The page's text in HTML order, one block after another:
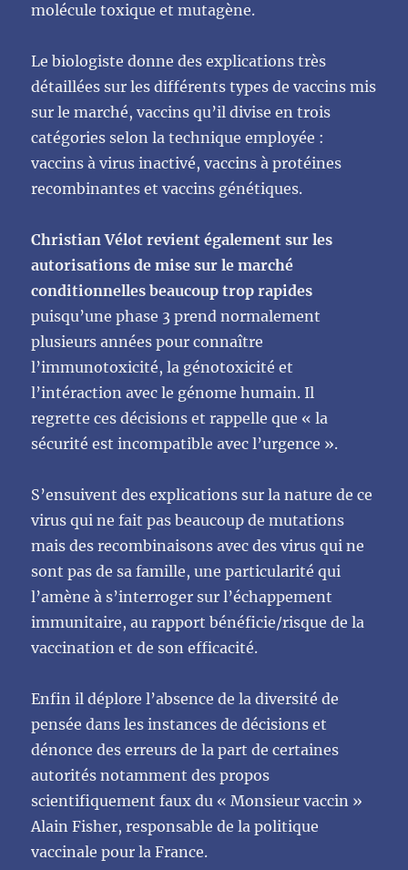
molécule toxique et mutagène.
Le biologiste donne des explications très
détaillées sur les différents types de vaccins mis
sur le marché, vaccins qu’il divise en trois
catégories selon la technique employée :
vaccins à virus inactivé, vaccins à protéines
recombinantes et vaccins génétiques.
Christian Vélot revient également sur les
autorisations de mise sur le marché
conditionnelles beaucoup trop rapides
puisqu’une phase 3 prend normalement
plusieurs années pour connaître
l’immunotoxicité, la génotoxicité et
l’intéraction avec le génome humain. Il
regrette ces décisions et rappelle que « la
sécurité est incompatible avec l’urgence ».
S’ensuivent des explications sur la nature de ce
virus qui ne fait pas beaucoup de mutations
mais des recombinaisons avec des virus qui ne
sont pas de sa famille, une particularité qui
l’amène à s’interroger sur l’échappement
immunitaire, au rapport bénéficie/risque de la
vaccination et de son efficacité.
Enfin il déplore l’absence de la diversité de
pensée dans les instances de décisions et
dénonce des erreurs de la part de certaines
autorités notamment des propos
scientifiquement faux du « Monsieur vaccin »
Alain Fisher, responsable de la politique
vaccinale pour la France.